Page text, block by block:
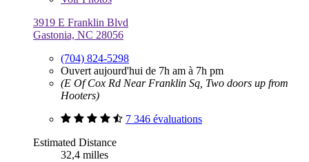
3919 E Franklin Blvd
Gastonia, NC 28056
(704) 824-5298
Ouvert aujourd'hui de 7h am à 7h pm
(E Of Cox Rd Near Franklin Sq, Two doors up from
Hooters)
7 346 évaluations
Estimated Distance
32,4 milles